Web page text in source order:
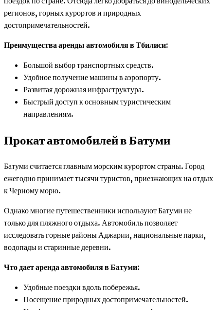
регионов, горных курортов и природных
достопримечательностей.
Преимущества аренды автомобиля в Тбилиси:
Большой выбор транспортных средств.
Удобное получение машины в аэропорту.
Развитая дорожная инфраструктура.
Быстрый доступ к основным туристическим
направлениям.
Прокат автомобилей в Батуми
Батуми считается главным морским курортом страны. Город
ежегодно принимает тысячи туристов, приезжающих на отдых
к Черному морю.
Однако многие путешественники используют Батуми не
только для пляжного отдыха. Автомобиль позволяет
исследовать горные районы Аджарии, национальные парки,
водопады и старинные деревни.
Что дает аренда автомобиля в Батуми:
Удобные поездки вдоль побережья.
Посещение природных достопримечательностей.